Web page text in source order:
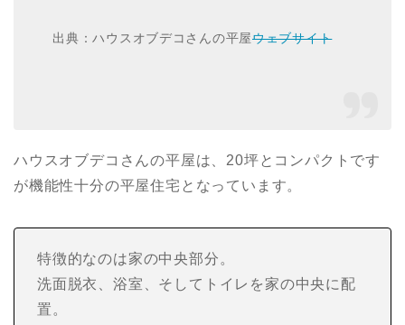
出典：ハウスオブデコさんの平屋ウェブサイト
ハウスオブデコさんの平屋は、20坪とコンパクトです
が機能性十分の平屋住宅となっています。
特徴的なのは家の中央部分。
洗面脱衣、浴室、そしてトイレを家の中央に配
置。